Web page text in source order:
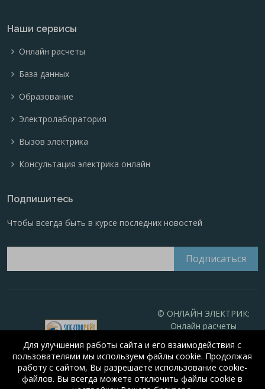
Наши сервисы
Онлайн расчеты
База данных
Образование
Электролаборатория
Вызов электрика
Консультация электрика онлайн
Подпишитесь
Чтобы всегда быть в курсе последних новостей
© ОНЛАЙН ЭЛЕКТРИК:
Онлайн расчеты
Online-electric.ru, 2008-
2026
© А.Н. Алюнов, 2008-2026
Для улучшения работы сайта и его взаимодействия с
пользователями мы используем файлы cookie. Продолжая
работу с сайтом, Вы разрешаете использование cookie-
файлов. Вы всегда можете отключить файлы cookie в